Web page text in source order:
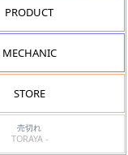
PRODUCT
MECHANIC
STORE
売切れ
TORAYA -